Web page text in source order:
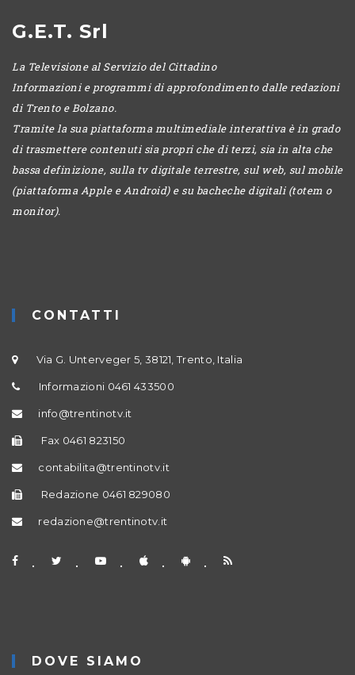
G.E.T. Srl
La Televisione al Servizio del Cittadino
Informazioni e programmi di approfondimento dalle redazioni
di Trento e Bolzano.
Tramite la sua piattaforma multimediale interattiva è in grado
di trasmettere contenuti sia propri che di terzi, sia in alta che
bassa definizione, sulla tv digitale terrestre, sul web, sul mobile
(piattaforma Apple e Android) e su bacheche digitali (totem o
monitor).
CONTATTI
Via G. Unterveger 5, 38121, Trento, Italia
Informazioni 0461 433500
info@trentinotv.it
Fax 0461 823150
contabilita@trentinotv.it
Redazione 0461 829080
redazione@trentinotv.it
DOVE SIAMO